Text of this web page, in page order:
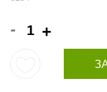
- +